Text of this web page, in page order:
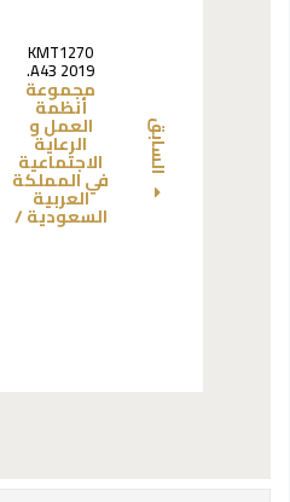
السابق
KMT1270
.A43 2019
مجموعة
أنظمة
العمل و
الرعاية
الاجتماعية
في المملكة
العربية
السعودية /‎